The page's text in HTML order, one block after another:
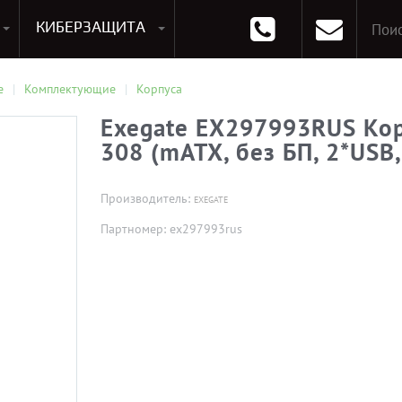
КИБЕРЗАЩИТА
Комплектующие Корпуса
Exegate EX297993RUS
308 (mATX, без БП,
Производитель: EXEGATE
Партномер: ex297993rus